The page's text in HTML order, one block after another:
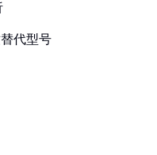
代型号